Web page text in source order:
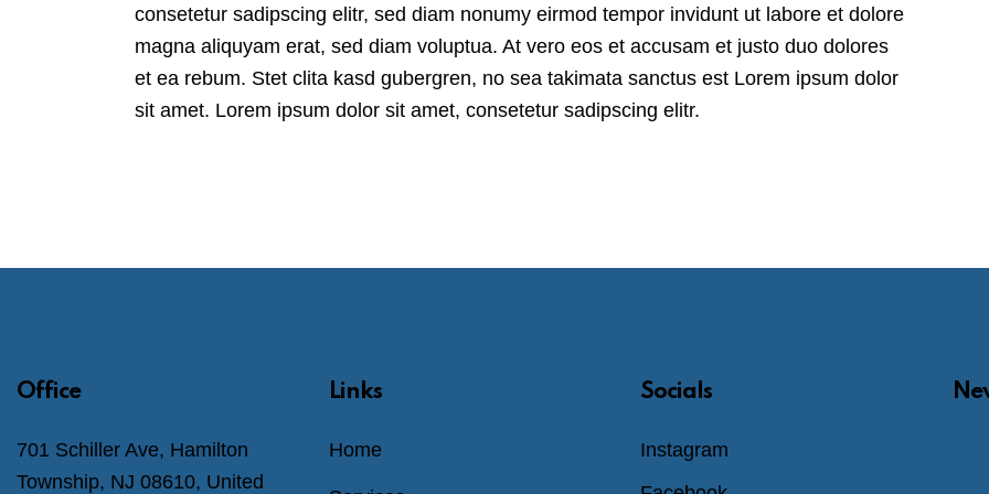
consetetur sadipscing elitr, sed diam nonumy eirmod tempor invidunt ut labore et dolore
magna aliquyam erat, sed diam voluptua. At vero eos et accusam et justo duo dolores
et ea rebum. Stet clita kasd gubergren, no sea takimata sanctus est Lorem ipsum dolor
sit amet. Lorem ipsum dolor sit amet, consetetur sadipscing elitr.
Office
701 Schiller Ave, Hamilton
Township, NJ 08610, United
Links
Home
Socials
Instagram